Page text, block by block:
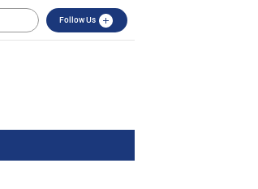
Follow Us